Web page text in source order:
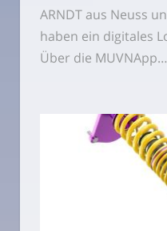
ARNDT aus Neuss
haben ein digitales
Über die MUVNApp…